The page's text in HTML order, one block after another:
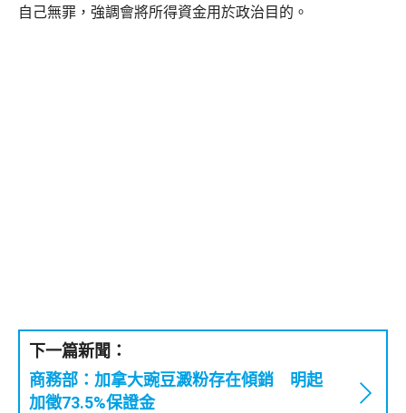
自己無罪，強調會將所得資金用於政治目的。
下一篇新聞：
商務部：加拿大豌豆澱粉存在傾銷 明起
加徵73.5%保證金